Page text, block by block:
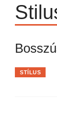
STÍLUS